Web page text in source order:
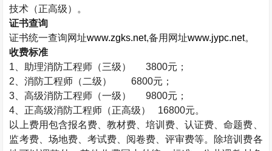
技术（正高级）。
证书查询
证书统一查询网址www.zgks.net,备用网址www.jypc.net。
收费标准
1 、助理消防工程师（三级） 3800元；
2 、消防工程师（二级） 6800元；
3 、高级消防工程师（一级） 9800元；
4 、正高级消防工程师（正高级） 16800元。
以上费用包含报名费、教材费、培训费、认证费、命题费、
监考费、场地费、考试费、阅卷费、评审费等。除培训费各